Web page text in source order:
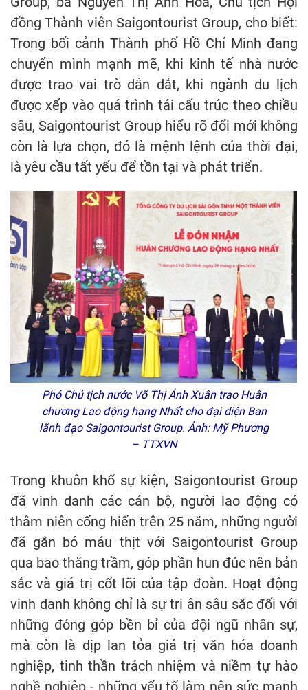
đồng Thành viên Saigontourist Group, cho biết:
Trong bối cảnh Thành phố Hồ Chí Minh đang
chuyển mình mạnh mẽ, khi kinh tế nhà nước
được trao vai trò dẫn dắt, khi ngành du lịch
được xếp vào quá trình tái cấu trúc theo chiều
sâu, Saigontourist Group hiểu rõ đổi mới không
còn là lựa chọn, đó là mệnh lệnh của thời đại,
là yêu cầu tất yếu để tồn tại và phát triển.
Phó Chủ tịch nước Võ Thị Ánh Xuân trao Huân
chương Lao động hạng Nhất cho đại diện Ban
lãnh đạo Saigontourist Group. Ảnh: Mỹ Phương
– TTXVN
Trong khuôn khổ sự kiện, Saigontourist Group
đã vinh danh các cán bộ, người lao động có
thâm niên cống hiến trên 25 năm, những người
đã gắn bó máu thịt với Saigontourist Group
qua bao thăng trầm, góp phần hun đúc nên bản
sắc và giá trị cốt lõi của tập đoàn. Hoạt động
vinh danh không chỉ là sự tri ân sâu sắc đối với
những đóng góp bền bỉ của đội ngũ nhân sự,
mà còn là dịp lan tỏa giá trị văn hóa doanh
nghiệp, tinh thần trách nhiệm và niềm tự hào
nghề nghiệp - những yếu tố làm nên sức mạnh